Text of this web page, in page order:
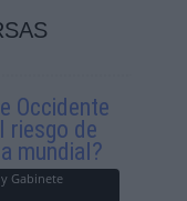
Occidente
riesgo de
mundial?
Gabinete